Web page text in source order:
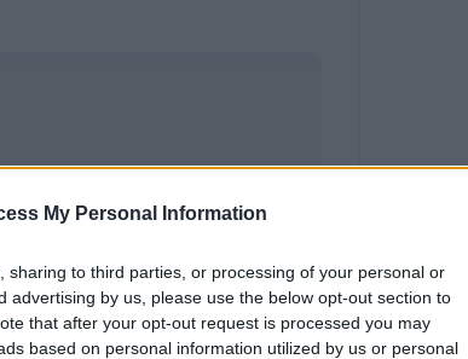
My Personal Information
sharing to third parties, or processing of your personal or
advertising by us, please use the below opt-out section to
that after your opt-out request is processed you may
based on personal information utilized by us or personal